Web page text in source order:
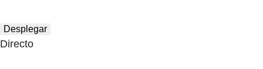
Desplegar
Directo